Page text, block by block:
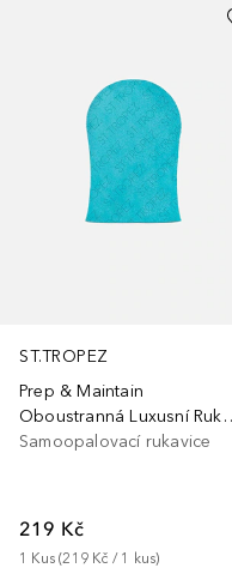
ST.TROPEZ
Prep & Maintain
Oboustranná
Samoopalovací rukavice
219 Kč
1 Kus (219 Kč / 1 kus)